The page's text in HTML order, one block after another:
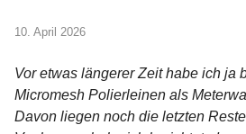
10. April 2026
Vor etwas längerer Zeit habe ich ja
Micromesh Polierleinen als
Davon liegen noch die letzten